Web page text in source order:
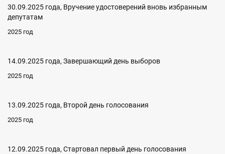
30.09.2025 года, Вручение удостоверений вновь избранным
депутатам
2025 год
14.09.2025 года, Завершающий день выборов
2025 год
13.09.2025 года, Второй день голосования
2025 год
12.09.2025 года, Стартовал первый день голосования